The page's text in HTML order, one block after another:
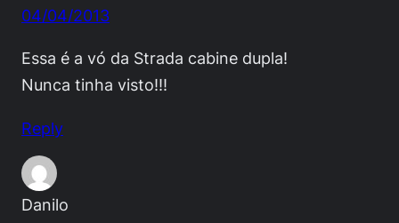
04/04/2013
Essa é a vó da Strada cabine dupla!
Nunca tinha visto!!!
Reply
Danilo